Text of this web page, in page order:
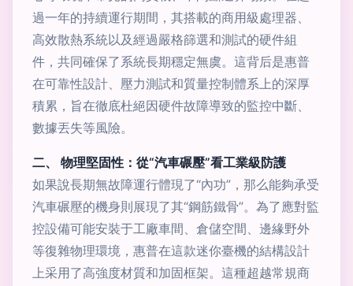
過一年的持續運行期間，其搭載的商用級處理器、
高效散熱系統以及經過嚴格篩選和測試的硬件組
件，共同確保了系統長期穩定無虞。這背后是惠普
在可靠性設計、壓力測試和質量控制體系上的深厚
積累，旨在徹底杜絕因硬件故障導致的監控中斷、
數據丟失等風險。
二、 物理堅固性：從“汽車碾壓”看工業級防護
如果說長期無故障運行體現了“內功”，那么能夠承受
汽車碾壓的機身則展現了其“鋼筋鐵骨”。為了應對監
控設備可能安裝于工廠車間、倉儲空間、邊緣野外
等復雜物理環境，惠普在這款迷你臺機的結構設計
上采用了高強度材質和加固框架。這種超越常規商